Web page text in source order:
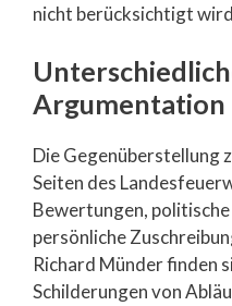
nicht berücksichtigt
Argumentation
Die Gegenüberstellung
Seiten des
Bewertungen,
persönliche
Richard Münder finden
Schilderungen von